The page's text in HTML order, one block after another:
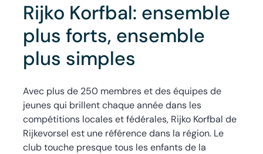
Rijko Korfbal: ensemble
plus forts, ensemble
plus simples
Avec plus de 250 membres et des équipes de
jeunes qui brillent chaque année dans les
compétitions locales et fédérales, Rijko Korfbal de
Rijkevorsel est une référence dans la région. Le
club touche presque tous les enfants de la